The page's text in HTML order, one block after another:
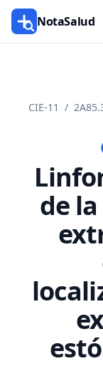
NotaSalud
CIE-11 /
de